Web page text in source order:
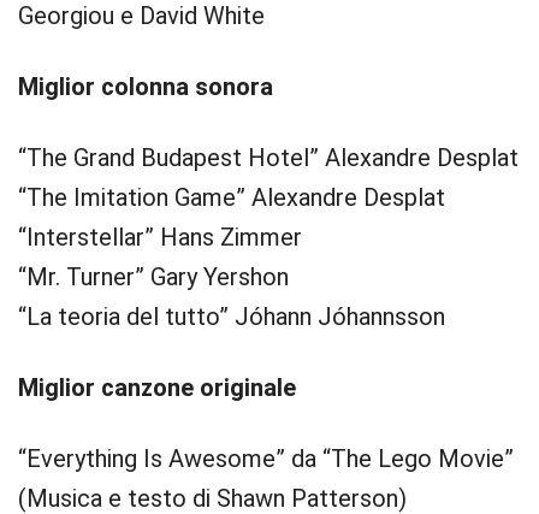
Georgiou e David White
Miglior colonna sonora
“The Grand Budapest Hotel” Alexandre Desplat
“The Imitation Game” Alexandre Desplat
“Interstellar” Hans Zimmer
“Mr. Turner” Gary Yershon
“La teoria del tutto” Jóhann Jóhannsson
Miglior canzone originale
“Everything Is Awesome” da “The Lego Movie”
(Musica e testo di Shawn Patterson)